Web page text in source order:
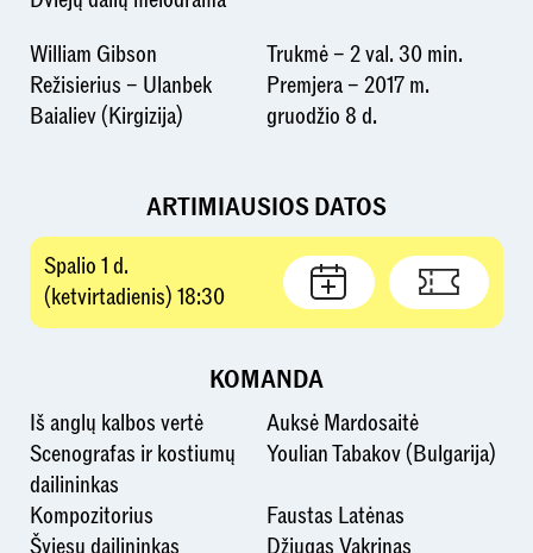
William Gibson
Režisierius – Ulanbek
Baialiev (Kirgizija)
Trukmė – 2 val. 30 min.
Premjera – 2017 m.
gruodžio 8 d.
ARTIMIAUSIOS DATOS
Spalio 1 d.
(ketvirtadienis) 18:30
KOMANDA
Iš anglų kalbos vertė
Auksė Mardosaitė
Scenografas ir kostiumų
dailininkas
Youlian Tabakov (Bulgarija)
Kompozitorius
Faustas Latėnas